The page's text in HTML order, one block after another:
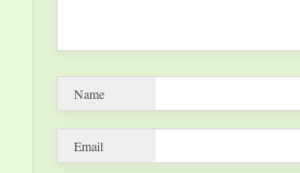
Name
Email